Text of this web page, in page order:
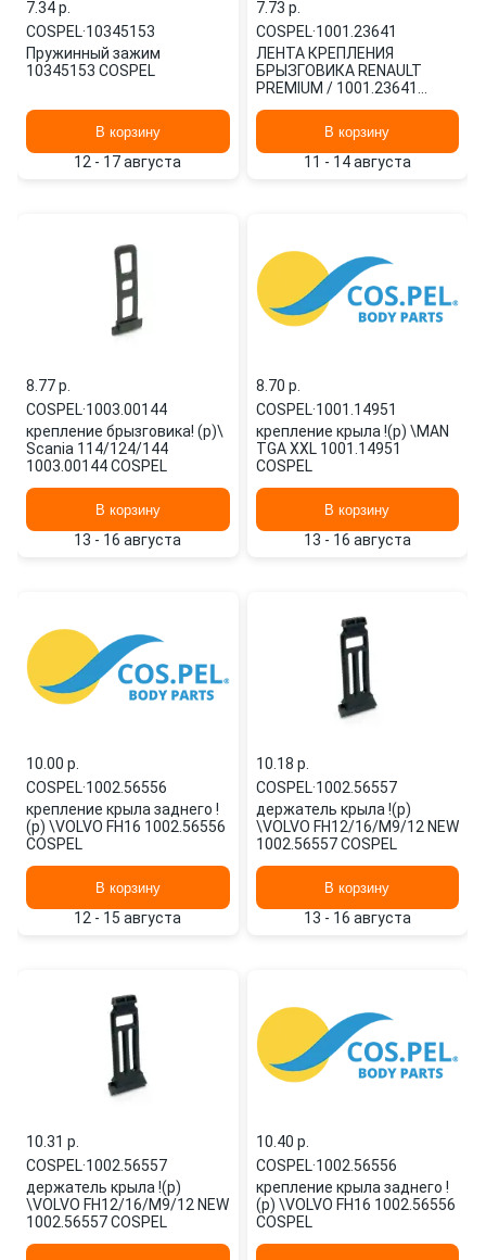
7.34 p.
COSPEL·10345153
Пружинный зажим
10345153 COSPEL
В корзину
12 - 17 августа
7.73 p.
COSPEL·1001.23641
ЛЕНТА КРЕПЛЕНИЯ
БРЫЗГОВИКА RENAULT
PREMIUM / 1001.23641
В корзину
11 - 14 августа
8.77 p.
COSPEL·1003.00144
крепление брызговика! (р)\
Scania 114/124/144
1003.00144 COSPEL
В корзину
13 - 16 августа
8.70 p.
COSPEL·1001.14951
крепление крыла !(р) \MAN
TGA XXL 1001.14951
COSPEL
В корзину
13 - 16 августа
10.00 p.
COSPEL·1002.56556
крепление крыла заднего !
(р) \VOLVO FH16 1002.56556
COSPEL
В корзину
12 - 15 августа
10.18 p.
COSPEL·1002.56557
держатель крыла !(р)
\VOLVO FH12/16/M9/12 NEW
1002.56557 COSPEL
В корзину
13 - 16 августа
10.31 p.
COSPEL·1002.56557
держатель крыла !(р)
\VOLVO FH12/16/M9/12 NEW
1002.56557 COSPEL
10.40 p.
COSPEL·1002.56556
крепление крыла заднего !
(р) \VOLVO FH16 1002.56556
COSPEL